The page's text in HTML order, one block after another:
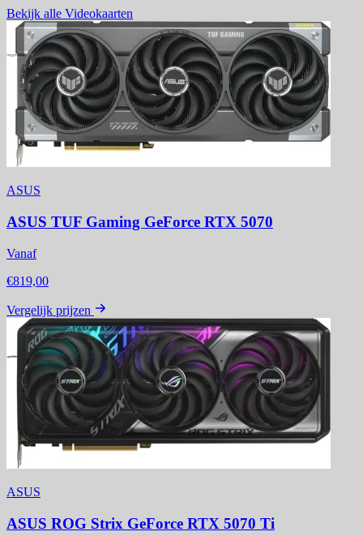
Bekijk alle Videokaarten
ASUS
ASUS TUF Gaming GeForce RTX 5070
Vanaf
€819,00
Vergelijk prijzen
ASUS
ASUS ROG Strix GeForce RTX 5070 Ti